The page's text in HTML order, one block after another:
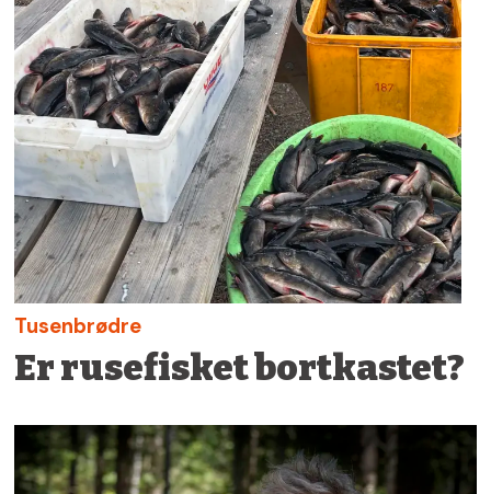
Tusenbrødre
Er rusefisket bortkastet?